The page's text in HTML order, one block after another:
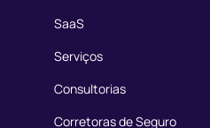
SaaS
Serviços
Consultorias
Corretoras de Seguro